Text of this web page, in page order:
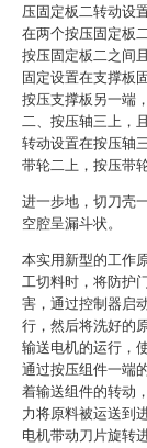
压固定板二转动设
在两个按压固定板
按压固定板二之间
固定设置在支撑板
按压支撑板另一端
二、按压轴三上，
转动设置在按压轴
带轮二上，按压带
进一步地，切刀壳
空腔呈漏斗状。
本实用新型的工作
工切料时，将防护
害，通过控制器启
行，然后将洗好的
输送电机的运行，
通过按压组件一端
着输送组件的转动
力将原料被运送到
电机带动刀片旋转